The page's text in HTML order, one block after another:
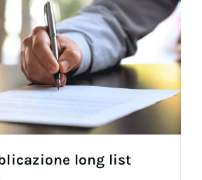
long list